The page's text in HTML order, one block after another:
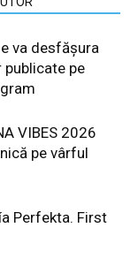
va desfășura
pe
VIBES 2026
pe vârful
Perfekta. First